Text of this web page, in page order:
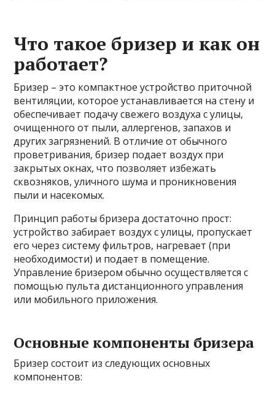
Что такое бризер и как он
работает?
Бризер – это компактное устройство приточной
вентиляции, которое устанавливается на стену и
обеспечивает подачу свежего воздуха с улицы,
очищенного от пыли, аллергенов, запахов и
других загрязнений. В отличие от обычного
проветривания, бризер подает воздух при
закрытых окнах, что позволяет избежать
сквозняков, уличного шума и проникновения
пыли и насекомых.
Принцип работы бризера достаточно прост:
устройство забирает воздух с улицы, пропускает
его через систему фильтров, нагревает (при
необходимости) и подает в помещение.
Управление бризером обычно осуществляется с
помощью пульта дистанционного управления
или мобильного приложения.
Основные компоненты бризера
Бризер состоит из следующих основных
компонентов: